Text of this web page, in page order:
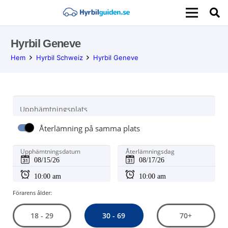
Hyrbil Geneve
Hem Hyrbil Schweiz Hyrbil Geneve
Upphämtningsplats
Återlämning på samma plats
Upphämtningsdatum Återlämningsdag
Förarens ålder:
18 - 29 30 - 69 70+